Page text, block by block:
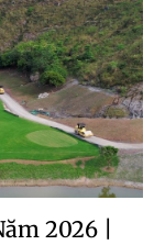
2026 |